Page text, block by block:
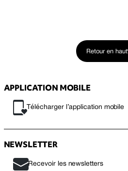
Retour en haut
APPLICATION MOBILE
Télécharger l’application mobile
NEWSLETTER
Recevoir les newsletters